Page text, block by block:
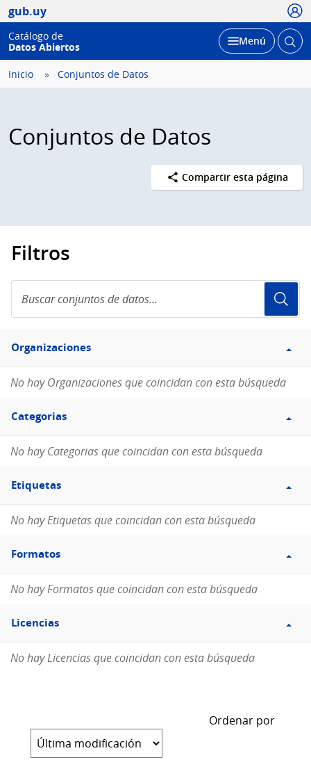
gub.uy
Catálogo de
Datos Abiertos
Desplegar
Menú Abrir
Inicio Conjuntos de Datos
Conjuntos de Datos
Compartir esta página
Filtros
conjuntos
de
Filtro
Organizaciones
Organizaciones
No hay Organizaciones que coincidan con esta búsqueda
Filtro
Categorias
Categorias
No hay Categorias que coincidan con esta búsqueda
Filtro
Etiquetas
Etiquetas
No hay Etiquetas que coincidan con esta búsqueda
Filtro
Formatos
Formatos
No hay Formatos que coincidan con esta búsqueda
Filtro
Licencias
Licencias
No hay Licencias que coincidan con esta búsqueda
Ordenar por